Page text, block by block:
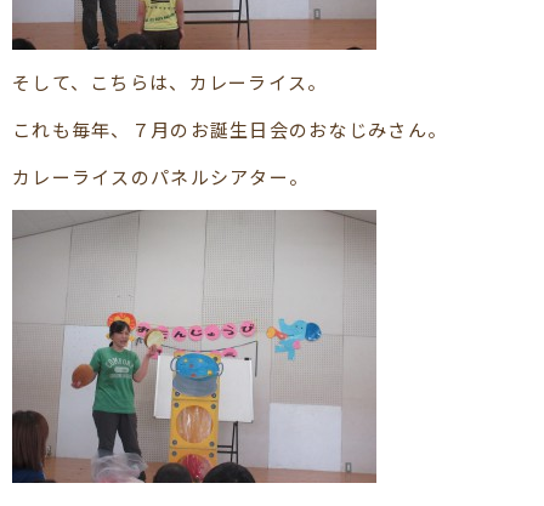
そして、こちらは、カレーライス。
これも毎年、７月のお誕生日会のおなじみさん。
カレーライスのパネルシアター。